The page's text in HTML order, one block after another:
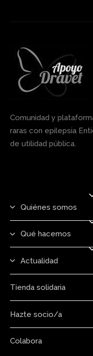
Comunidad y
raras con epilepsia
de utilidad pública.
Quiénes somos
Qué hacemos
Actualidad
Tienda solidaria
Hazte socio/a
Colabora